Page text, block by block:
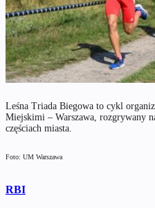
Leśna Triada Biegowa to cykl
Miejskimi – Warszawa, rozgrywany
częściach miasta.
Foto: UM Warszawa
RBI